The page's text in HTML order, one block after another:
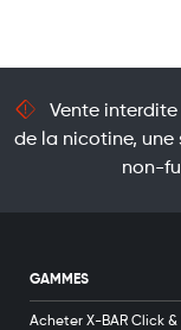
Vente interdite
de la nicotine,
non-
GAMMES
Acheter X-BAR Click &